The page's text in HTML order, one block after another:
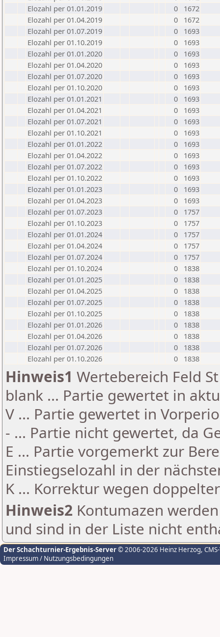
Elozahl per 01.01.2019
0
1672
Elozahl per 01.04.2019
0
1672
Elozahl per 01.07.2019
0
1693
Elozahl per 01.10.2019
0
1693
Elozahl per 01.01.2020
0
1693
Elozahl per 01.04.2020
0
1693
Elozahl per 01.07.2020
0
1693
Elozahl per 01.10.2020
0
1693
Elozahl per 01.01.2021
0
1693
Elozahl per 01.04.2021
0
1693
Elozahl per 01.07.2021
0
1693
Elozahl per 01.10.2021
0
1693
Elozahl per 01.01.2022
0
1693
Elozahl per 01.04.2022
0
1693
Elozahl per 01.07.2022
0
1693
Elozahl per 01.10.2022
0
1693
Elozahl per 01.01.2023
0
1693
Elozahl per 01.04.2023
0
1693
Elozahl per 01.07.2023
0
1757
Elozahl per 01.10.2023
0
1757
Elozahl per 01.01.2024
0
1757
Elozahl per 01.04.2024
0
1757
Elozahl per 01.07.2024
0
1757
Elozahl per 01.10.2024
0
1838
Elozahl per 01.01.2025
0
1838
Elozahl per 01.04.2025
0
1838
Elozahl per 01.07.2025
0
1838
Elozahl per 01.10.2025
0
1838
Elozahl per 01.01.2026
0
1838
Elozahl per 01.04.2026
0
1838
Elozahl per 01.07.2026
0
1838
Elozahl per 01.10.2026
0 1838
Hinweis1 Wertebereich Feld
blank ... Partie gewertet in
V ... Partie gewertet in
- ... Partie nicht gewertet, da
E ... Partie vorgemerkt zur
Einstiegselozahl in der
K ... Korrektur wegen
Hinweis2 Kontumazen
und sind in der Liste nicht
Der Schachturnier-Ergebnis-Server© 2006-2026 Heinz Herzog,
Impressum / Nutzungsbedingungen